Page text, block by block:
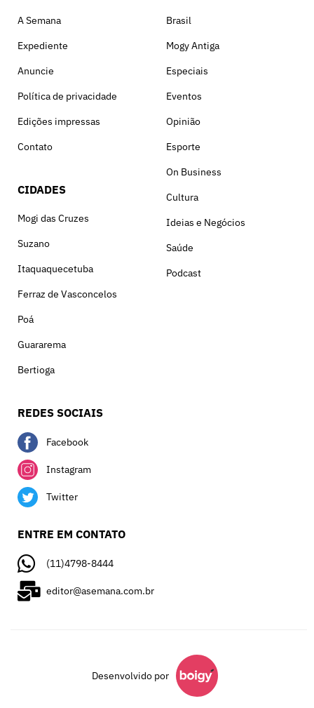
A Semana
Expediente
Anuncie
Política de privacidade
Edições impressas
Contato
CIDADES
Mogi das Cruzes
Suzano
Itaquaquecetuba
Ferraz de Vasconcelos
Poá
Guararema
Bertioga
Brasil
Mogy Antiga
Especiais
Eventos
Opinião
Esporte
On Business
Cultura
Ideias e Negócios
Saúde
Podcast
REDES SOCIAIS
Facebook
Instagram
Twitter
ENTRE EM CONTATO
(11)4798-8444
editor@asemana.com.br
Desenvolvido por